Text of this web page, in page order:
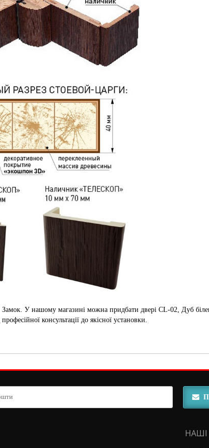
Замок. У нашому магазині можна придбати двері CL-02, Дуб
консультації до якісної установки.
НАШІ